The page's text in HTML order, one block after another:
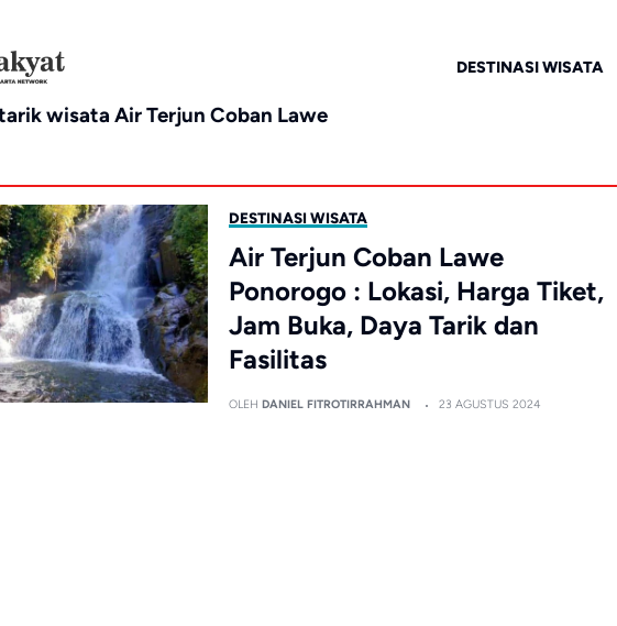
DESTINASI WISATA
wisata Air Terjun Coban Lawe
DESTINASI WISATA
Air Terjun Coban Lawe
Ponorogo : Lokasi, Harga Tiket,
Jam Buka, Daya Tarik dan
Fasilitas
OLEH DANIEL FITROTIRRAHMAN 23 AGUSTUS 2024